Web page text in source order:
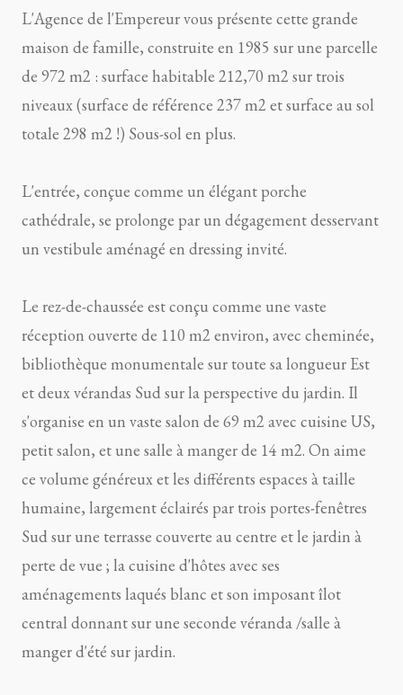
L'Agence de l'Empereur vous présente cette grande
maison de famille, construite en 1985 sur une parcelle
de 972 m2 : surface habitable 212,70 m2 sur trois
niveaux (surface de référence 237 m2 et surface au sol
totale 298 m2 !) Sous-sol en plus.
L'entrée, conçue comme un élégant porche
cathédrale, se prolonge par un dégagement desservant
un vestibule aménagé en dressing invité.
Le rez-de-chaussée est conçu comme une vaste
réception ouverte de 110 m2 environ, avec cheminée,
bibliothèque monumentale sur toute sa longueur Est
et deux vérandas Sud sur la perspective du jardin. Il
s'organise en un vaste salon de 69 m2 avec cuisine US,
petit salon, et une salle à manger de 14 m2. On aime
ce volume généreux et les différents espaces à taille
humaine, largement éclairés par trois portes-fenêtres
Sud sur une terrasse couverte au centre et le jardin à
perte de vue ; la cuisine d'hôtes avec ses
aménagements laqués blanc et son imposant îlot
central donnant sur une seconde véranda /salle à
manger d'été sur jardin.